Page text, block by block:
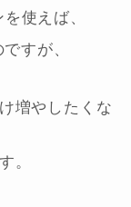
使えば、
すが、
増やしたくな
。